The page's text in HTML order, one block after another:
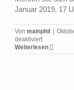
Januar 2019, 17
Von mainphil
deaktiviertfür
Weiterlesen